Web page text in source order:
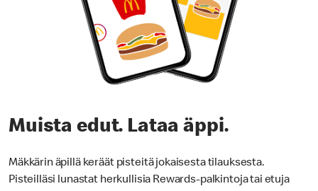
Muista edut. Lataa äppi.
Mäkkärin äpillä keräät pisteitä jokaisesta tilauksesta.
Pisteilläsi lunastat herkullisia Rewards-palkintoja tai etuja